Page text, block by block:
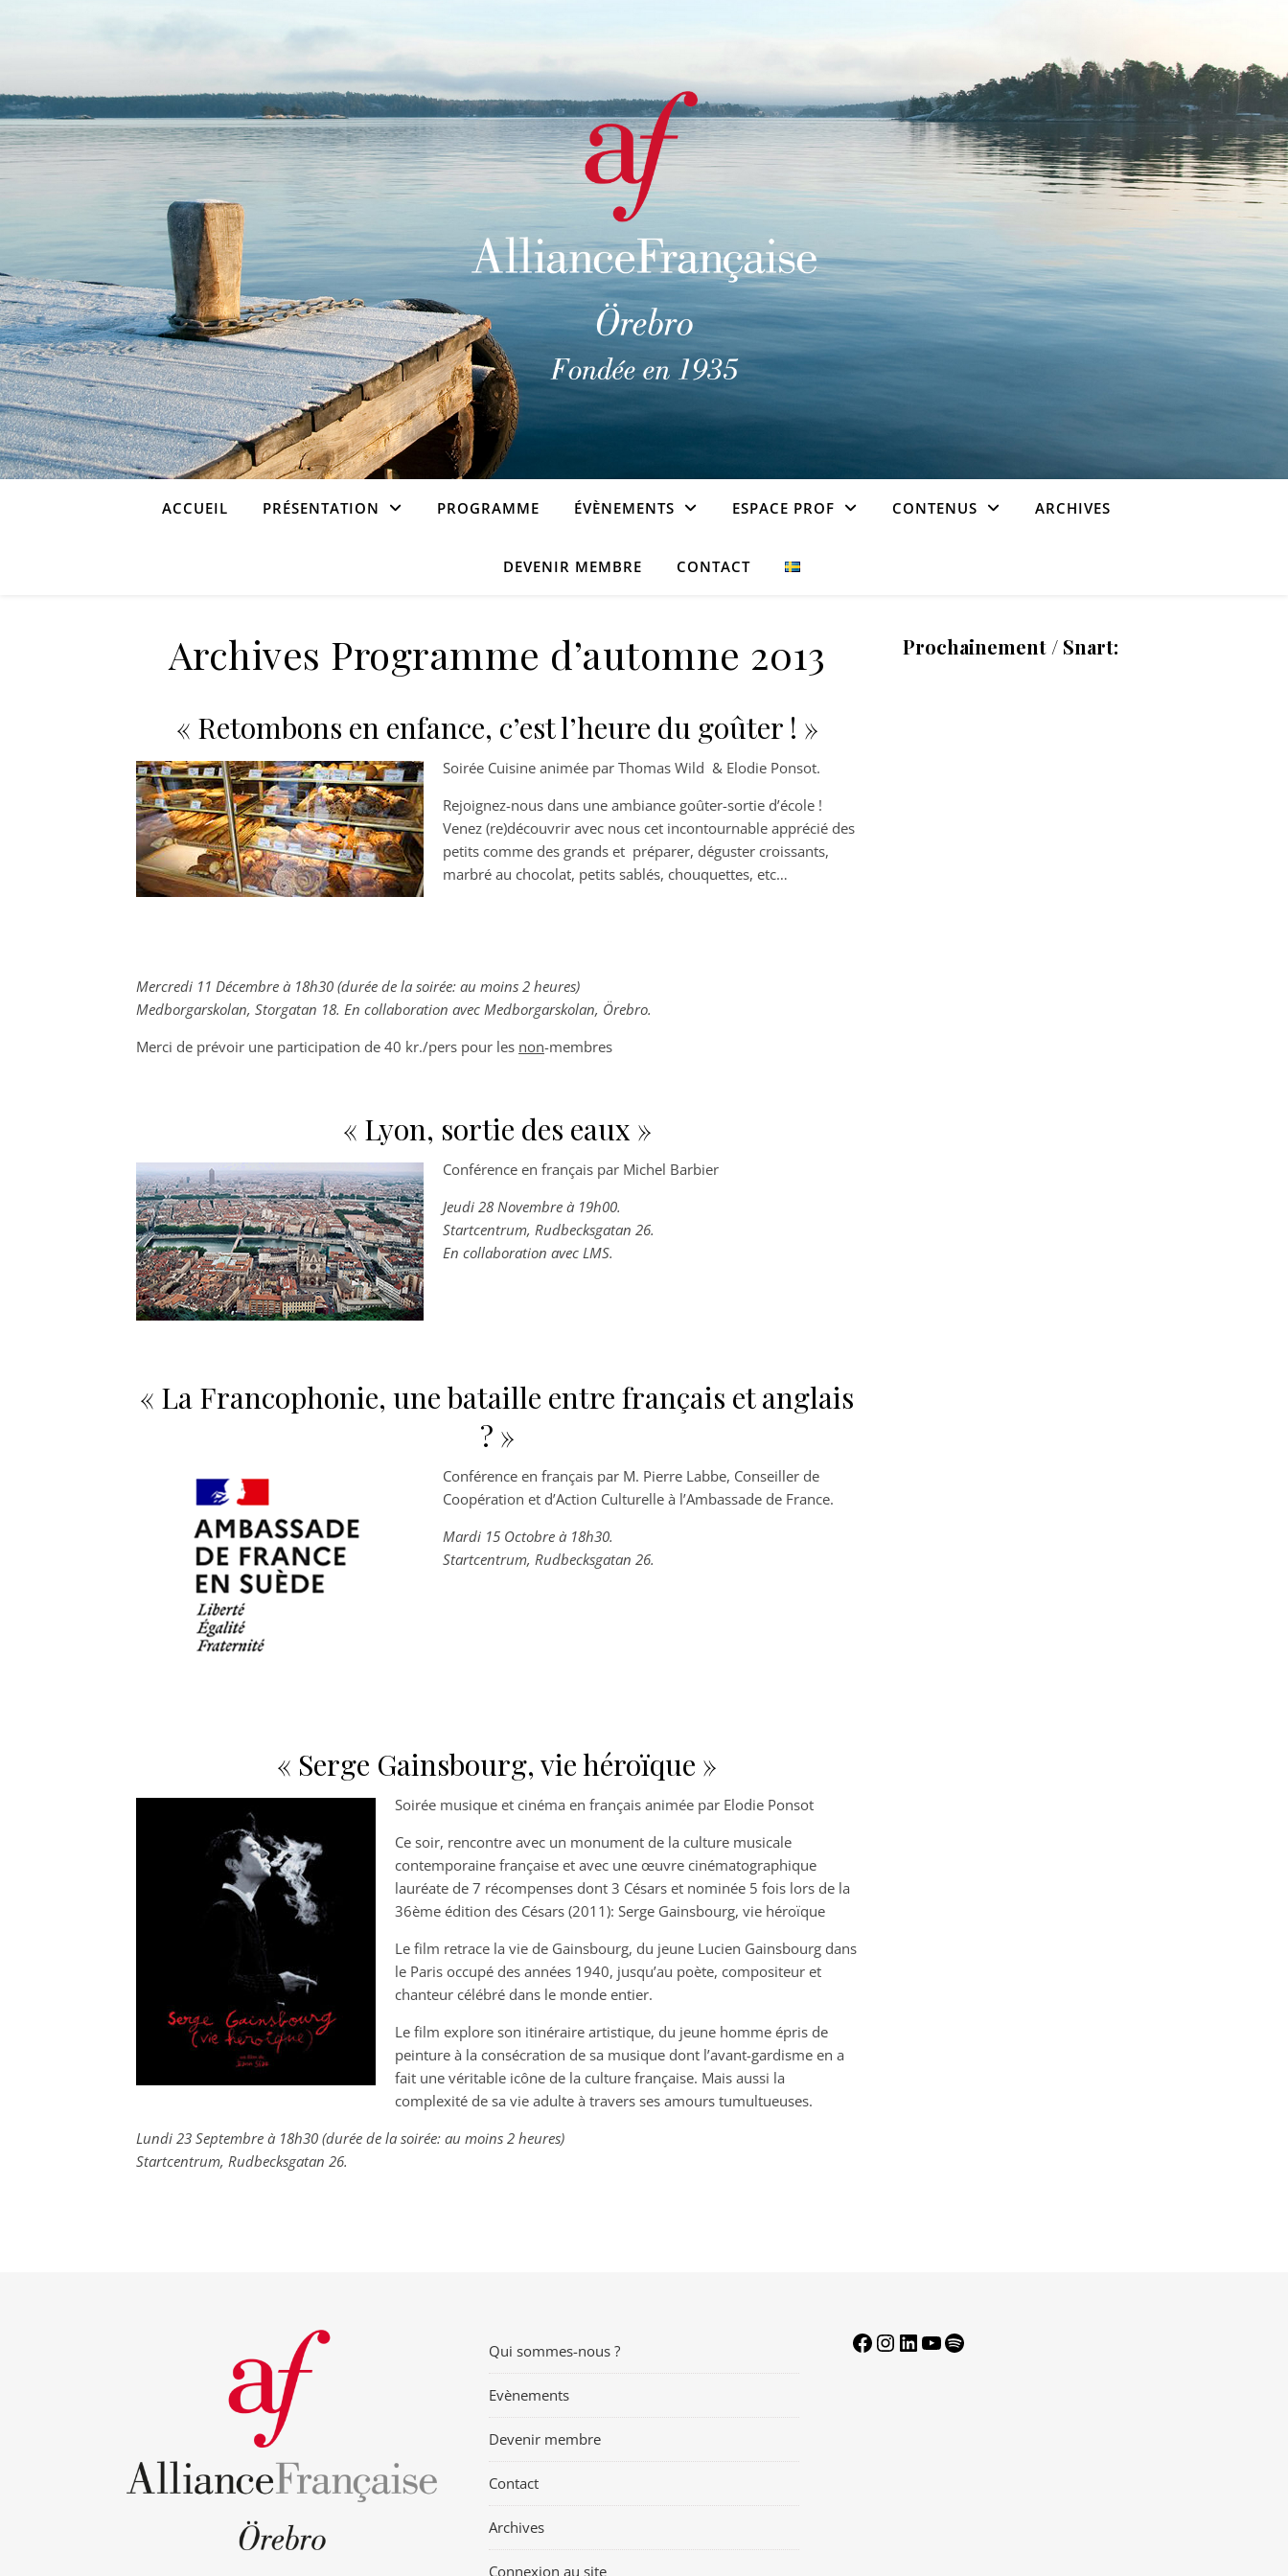
ACCUEIL PRÉSENTATION PROGRAMME ÉVÈNEMENTS ESPACE PROF CONTENUS ARCHIVES
DEVENIR MEMBRE CONTACT
Archives Programme d’automne 2013
« Retombons en enfance, c’est l’heure du goûter ! »
Soirée Cuisine animée par Thomas Wild & Elodie Ponsot.
Rejoignez-nous dans une ambiance goûter-sortie d’école !
Venez (re)découvrir avec nous cet incontournable apprécié des
petits comme des grands et préparer, déguster croissants,
marbré au chocolat, petits sablés, chouquettes, etc…
Mercredi 11 Décembre à 18h30 (durée de la soirée: au moins 2 heures)
Medborgarskolan, Storgatan 18. En collaboration avec Medborgarskolan, Örebro.
Merci de prévoir une participation de 40 kr./pers pour les non-membres
« Lyon, sortie des eaux »
Conférence en français par Michel Barbier
Jeudi 28 Novembre à 19h00.
Startcentrum, Rudbecksgatan 26.
En collaboration avec LMS.
« La Francophonie, une bataille entre français et anglais
? »
Conférence en français par M. Pierre Labbe, Conseiller de
Coopération et d’Action Culturelle à l’Ambassade de France.
Mardi 15 Octobre à 18h30.
Startcentrum, Rudbecksgatan 26.
« Serge Gainsbourg, vie héroïque »
Soirée musique et cinéma en français animée par Elodie Ponsot
Ce soir, rencontre avec un monument de la culture musicale
contemporaine française et avec une œuvre cinématographique
lauréate de 7 récompenses dont 3 Césars et nominée 5 fois lors de la
36ème édition des Césars (2011): Serge Gainsbourg, vie héroïque
Le film retrace la vie de Gainsbourg, du jeune Lucien Gainsbourg dans
le Paris occupé des années 1940, jusqu’au poète, compositeur et
chanteur célébré dans le monde entier.
Le film explore son itinéraire artistique, du jeune homme épris de
peinture à la consécration de sa musique dont l’avant-gardisme en a
fait une véritable icône de la culture française. Mais aussi la
complexité de sa vie adulte à travers ses amours tumultueuses.
Lundi 23 Septembre à 18h30 (durée de la soirée: au moins 2 heures)
Startcentrum, Rudbecksgatan 26.
Prochainement / Snart:
Qui sommes-nous ?
Evènements
Devenir membre
Contact
Archives
Connexion au site